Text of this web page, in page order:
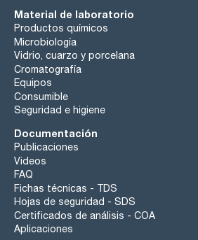
Material de laboratorio
Productos químicos
Microbiología
Vidrio, cuarzo y porcelana
Cromatografía
Equipos
Consumible
Seguridad e higiene
Documentación
Publicaciones
Videos
FAQ
Fichas técnicas - TDS
Hojas de seguridad - SDS
Certificados de análisis - COA
Aplicaciones